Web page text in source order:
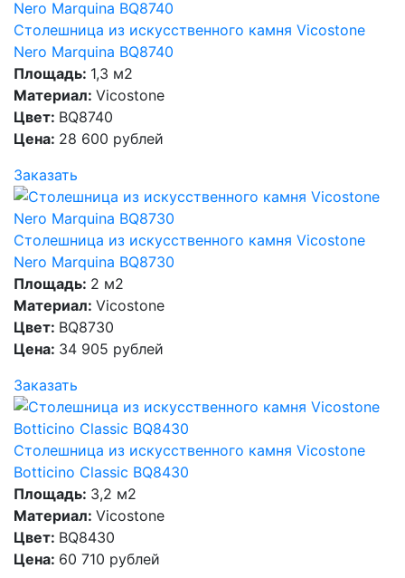
Столешница из искусственного камня Vicostone
Nero Marquina BQ8740
Площадь: 1,3 м2
Материал: Vicostone
Цвет: BQ8740
Цена: 28 600 рублей
Заказать
Столешница из искусственного камня Vicostone
Nero Marquina BQ8730
Площадь: 2 м2
Материал: Vicostone
Цвет: BQ8730
Цена: 34 905 рублей
Заказать
Столешница из искусственного камня Vicostone
Botticino Classic BQ8430
Площадь: 3,2 м2
Материал: Vicostone
Цвет: BQ8430
Цена: 60 710 рублей